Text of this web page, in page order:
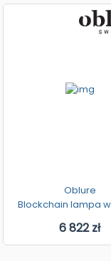
Oblure
Blockchain lampa
6 822 zł